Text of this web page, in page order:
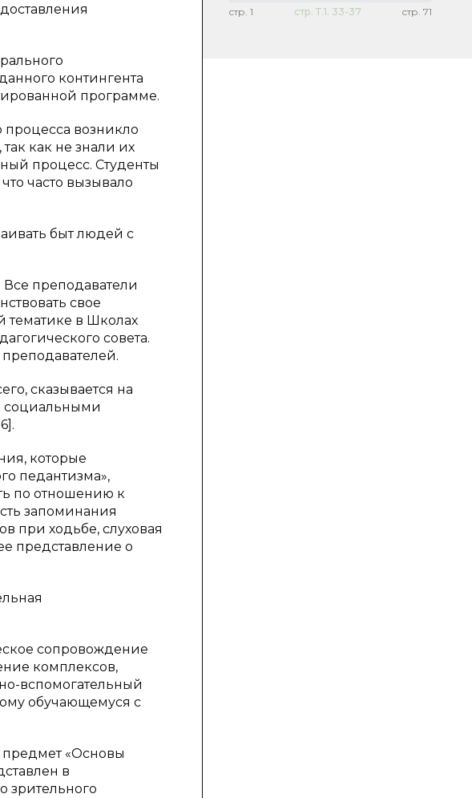
контингента
программе.
процесса возникло
как не знали их
процесс. Студенты
часто вызывало
быт людей с
преподаватели
свое
тематике в Школах
совета.
сказывается на
социальными
которые
педантизма»,
по отношению к
запоминания
при ходьбе, слуховая
представление о
сопровождение
комплексов,
вспомогательный
обучающемуся с
«Основы
в
зрительного
стр. 1 стр. Т.1. 33-37 стр. 71